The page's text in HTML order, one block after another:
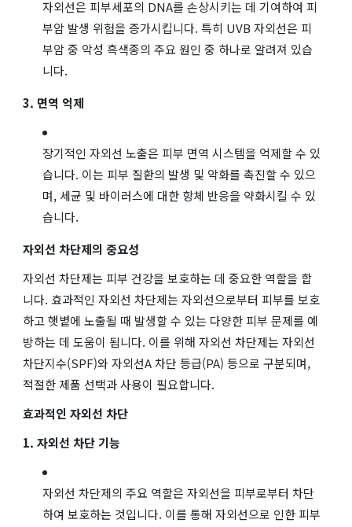
자외선은 피부세포의 DNA를 손상시키는 데 기여하여 피
부암 발생 위험을 증가시킵니다. 특히 UVB 자외선은 피
부암 중 악성 흑색종의 주요 원인 중 하나로 알려져 있습
니다.
3. 면역 억제
장기적인 자외선 노출은 피부 면역 시스템을 억제할 수 있
습니다. 이는 피부 질환의 발생 및 악화를 촉진할 수 있으
며, 세균 및 바이러스에 대한 항체 반응을 약화시킬 수 있
습니다.
자외선 차단제의 중요성
자외선 차단제는 피부 건강을 보호하는 데 중요한 역할을 합
니다. 효과적인 자외선 차단제는 자외선으로부터 피부를 보호
하고 햇볕에 노출될 때 발생할 수 있는 다양한 피부 문제를 예
방하는 데 도움이 됩니다. 이를 위해 자외선 차단제는 자외선
차단지수(SPF)와 자외선A 차단 등급(PA) 등으로 구분되며,
적절한 제품 선택과 사용이 필요합니다.
효과적인 자외선 차단
1. 자외선 차단 기능
자외선 차단제의 주요 역할은 자외선을 피부로부터 차단
하여 보호하는 것입니다. 이를 통해 자외선으로 인한 피부